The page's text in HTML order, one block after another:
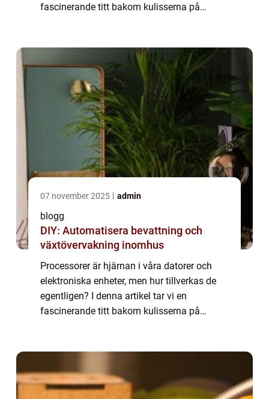
fascinerande titt bakom kulisserna på
07 november 2025 admin
blogg
DIY: Automatisera bevattning och
växtövervakning inomhus
Processorer är hjärnan i våra datorer och
elektroniska enheter, men hur tillverkas de
egentligen? I denna artikel tar vi en
fascinerande titt bakom kulisserna på